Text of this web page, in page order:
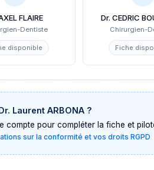
FLAIRE
Dentiste
disponible
Dr. CEDRIC
Chirurgien-
Fiche
Laurent ARBONA ?
compte pour compléter la fiche et
sur la conformité et vos droits RGPD